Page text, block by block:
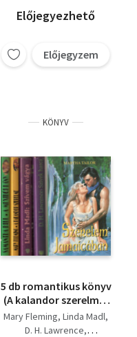
Kairóban + Szivárvány
+ Szerelem és halál
+ Nyugtalan szív
Erich Maria Remarque
Előjegyezhető
Előjegyzem
KÖNYV
5 db romantikus könyv
(A kalandor szerelme,
Szívem vágya, Szívek
harca, Szerelem
Mary Fleming Linda Madl
D. H. Lawrence